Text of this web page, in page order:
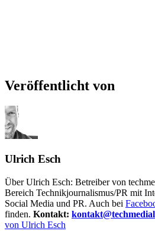
Veröffentlicht von
Ulrich Esch
Über Ulrich Esch: Betreiber von
Bereich Technikjournalismus/PR mit
Social Media und PR. Auch bei
finden. Kontakt:
von Ulrich Esch